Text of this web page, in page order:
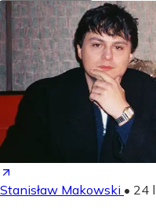
Stanisław Makowski • 24